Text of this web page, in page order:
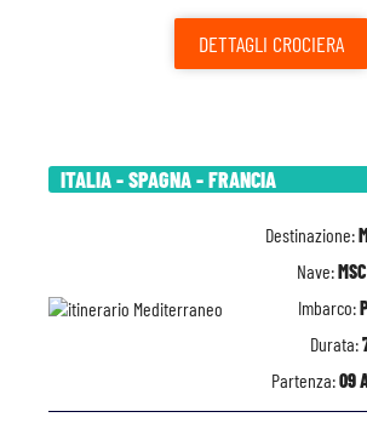
DETTAGLI CROCIERA
ITALIA - SPAGNA - FRANCIA
Destinazione:
Nave:
Imbarco:
Durata:
Partenza:09